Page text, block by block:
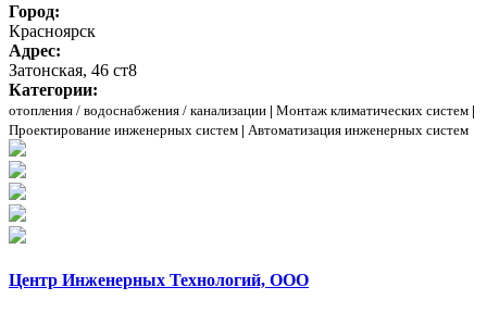
Город:
Красноярск
Адрес:
Затонская, 46 ст8
Категории:
отопления / водоснабжения / канализации | Монтаж климатических систем |
Проектирование инженерных систем | Автоматизация инженерных систем
Центр Инженерных Технологий, ООО